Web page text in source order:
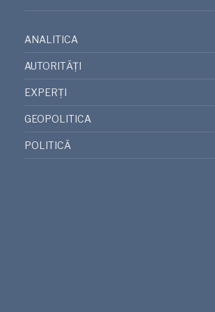
ANALITICA
AUTORITĂȚI
EXPERȚI
GEOPOLITICA
POLITICĂ